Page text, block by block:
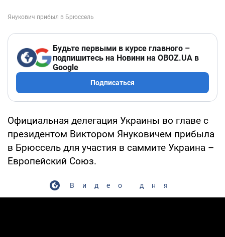
Будьте первыми в курсе главного –
подпишитесь на Новини на OBOZ.UA в
Google
Подписаться
Официальная делегация Украины во главе с
президентом Виктором Януковичем прибыла
в Брюссель для участия в саммите Украина –
Европейский Союз.
Видео дня